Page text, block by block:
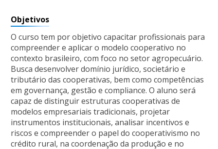
Objetivos
O curso tem por objetivo capacitar profissionais para
compreender e aplicar o modelo cooperativo no
contexto brasileiro, com foco no setor agropecuário.
Busca desenvolver domínio jurídico, societário e
tributário das cooperativas, bem como competências
em governança, gestão e compliance. O aluno será
capaz de distinguir estruturas cooperativas de
modelos empresariais tradicionais, projetar
instrumentos institucionais, analisar incentivos e
riscos e compreender o papel do cooperativismo no
crédito rural, na coordenação da produção e no